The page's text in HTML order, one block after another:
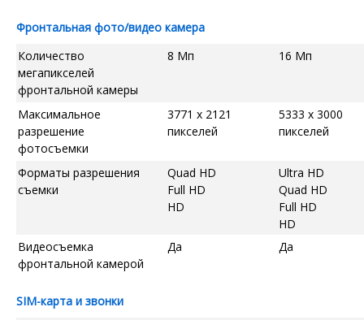
Фронтальная фото/видео камера
Количество
мегапикселей
фронтальной камеры
8 Мп 16 Мп
Максимальное
разрешение
фотосъемки
3771 x 2121
пикселей
5333 x 3000
пикселей
Форматы разрешения
съемки
Quad HD
Full HD
HD
Ultra HD
Quad HD
Full HD
HD
Видеосъемка
фронтальной камерой
Да Да
SIM-карта и звонки